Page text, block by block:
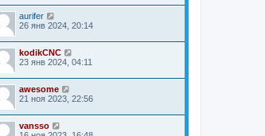
aurifer
26 янв 2024, 20:14
kodikCNC
23 янв 2024, 04:11
awesome
21 ноя 2023, 22:56
vansso